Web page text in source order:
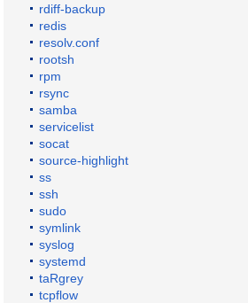
rdiff-backup
redis
resolv.conf
rootsh
rpm
rsync
samba
servicelist
socat
source-highlight
ss
ssh
sudo
symlink
syslog
systemd
taRgrey
tcpflow